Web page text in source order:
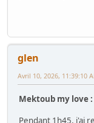
glen
Avril 10, 2026, 11:39:10
Mektoub my love
Pendant 1h45, j'ai